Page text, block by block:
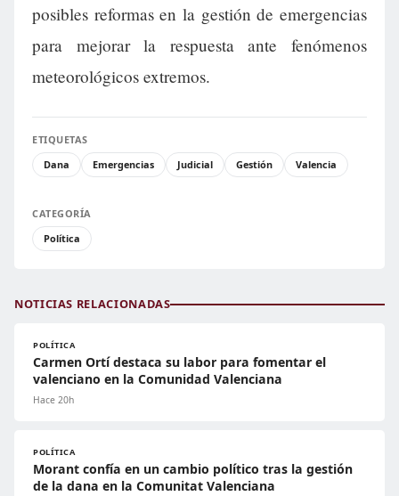
posibles reformas en la gestión de emergencias
para mejorar la respuesta ante fenómenos
meteorológicos extremos.
ETIQUETAS
Dana
Emergencias Judicial Gestión Valencia
CATEGORÍA
Política
NOTICIAS RELACIONADAS
POLÍTICA
Carmen Ortí destaca su labor para fomentar el
valenciano en la Comunidad Valenciana
Hace 20h
POLÍTICA
Morant confía en un cambio político tras la gestión
de la dana en la Comunitat Valenciana